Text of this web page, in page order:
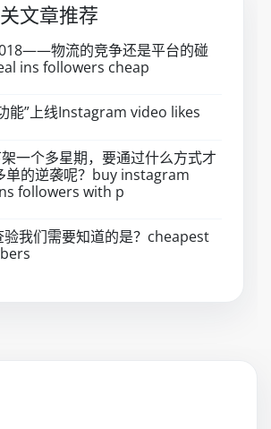
文章推荐
物流的竞争还是平台的碰
ins followers cheap
能”上线Instagram video likes
一个多星期，要通过什么方式才
单的逆袭呢？buy instagram
followers with p
验我们需要知道的是？cheapest